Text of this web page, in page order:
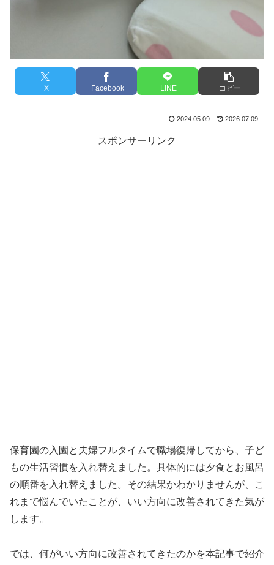
X Facebook LINE コピー
2024.05.09 2026.07.09
スポンサーリンク
保育園の入園と夫婦フルタイムで職場復帰してから、子ど
もの生活習慣を入れ替えました。具体的には夕食とお風呂
の順番を入れ替えました。その結果かわかりませんが、こ
れまで悩んでいたことが、いい方向に改善されてきた気が
します。
では、何がいい方向に改善されてきたのかを本記事で紹介